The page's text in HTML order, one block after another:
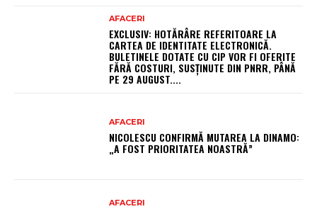
AFACERI
EXCLUSIV: HOTĂRÂRE REFERITOARE LA
CARTEA DE IDENTITATE ELECTRONICĂ.
BULETINELE DOTATE CU CIP VOR FI OFERITE
FĂRĂ COSTURI, SUSȚINUTE DIN PNRR, PÂNĂ
PE 29 AUGUST....
AFACERI
NICOLESCU CONFIRMĂ MUTAREA LA DINAMO:
„A FOST PRIORITATEA NOASTRĂ”
AFACERI